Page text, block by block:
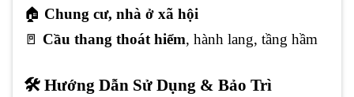
🏠 Chung cư, nhà ở xã hội
🚪 Cầu thang thoát hiểm, hành lang, tầng hầm
🛠 Hướng Dẫn Sử Dụng & Bảo Trì